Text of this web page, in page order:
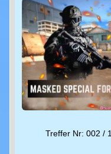
Treffer Nr: 002 / 1